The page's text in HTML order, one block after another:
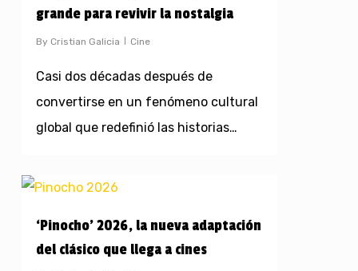
grande para revivir la nostalgia
By Cristian Galicia Cine
Casi dos décadas después de
convertirse en un fenómeno cultural
global que redefinió las historias…
‘Pinocho’ 2026, la nueva adaptación
del clásico que llega a cines